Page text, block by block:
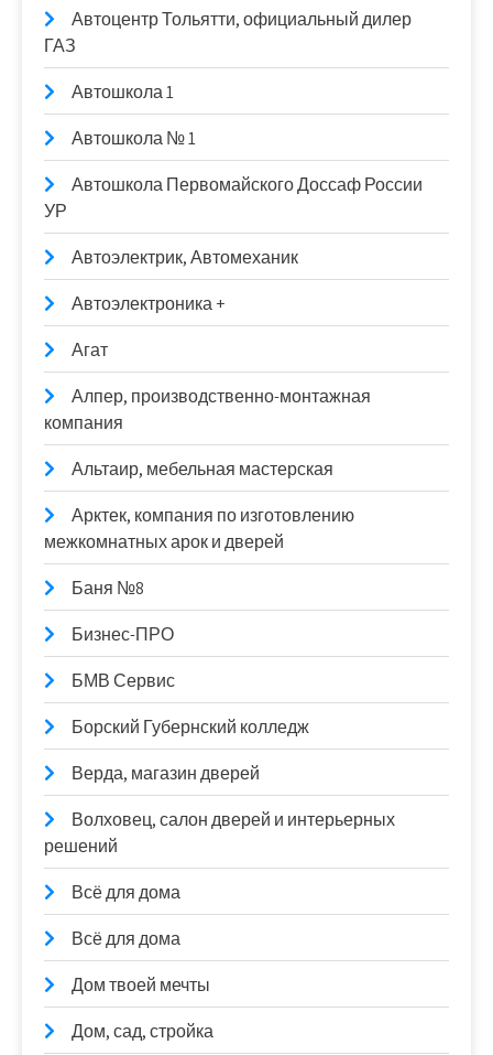
Автоцентр Тольятти, официальный дилер
ГАЗ
Автошкола 1
Автошкола № 1
Автошкола Первомайского Доссаф России
УР
Автоэлектрик, Автомеханик
Автоэлектроника +
Агат
Алпер, производственно-монтажная
компания
Альтаир, мебельная мастерская
Арктек, компания по изготовлению
межкомнатных арок и дверей
Баня №8
Бизнес-ПРО
БМВ Сервис
Борский Губернский колледж
Верда, магазин дверей
Волховец, салон дверей и интерьерных
решений
Всё для дома
Всё для дома
Дом твоей мечты
Дом, сад, стройка